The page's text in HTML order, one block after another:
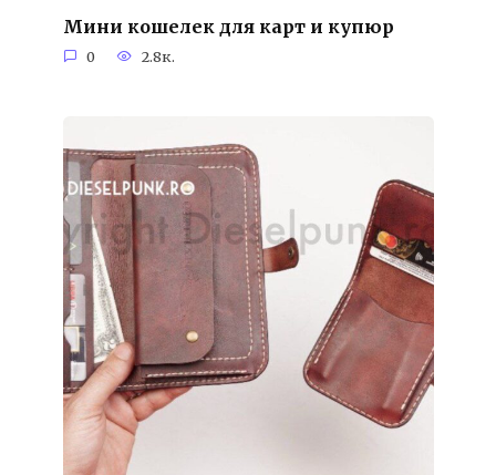
Мини кошелек для карт и купюр
0 2.8к.